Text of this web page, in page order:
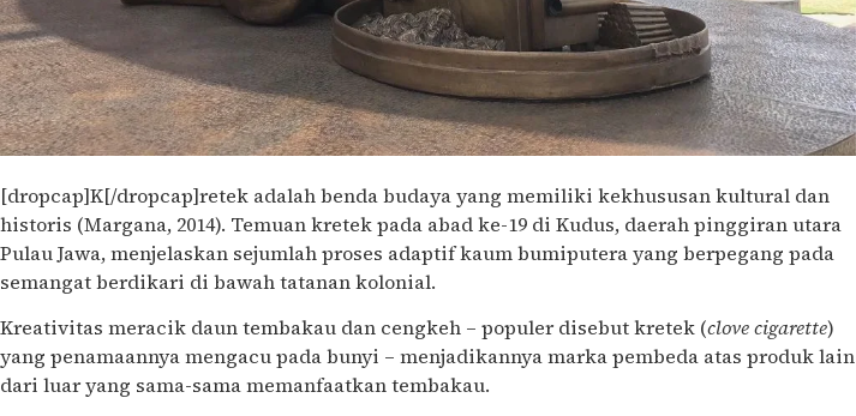
[dropcap]K[/dropcap]retek adalah benda budaya yang memiliki kekhususan kultural dan
historis (Margana, 2014). Temuan kretek pada abad ke-19 di Kudus, daerah pinggiran utara
Pulau Jawa, menjelaskan sejumlah proses adaptif kaum bumiputera yang berpegang pada
semangat berdikari di bawah tatanan kolonial.
Kreativitas meracik daun tembakau dan cengkeh – populer disebut kretek (clove cigarette)
yang penamaannya mengacu pada bunyi – menjadikannya marka pembeda atas produk lain
dari luar yang sama-sama memanfaatkan tembakau.